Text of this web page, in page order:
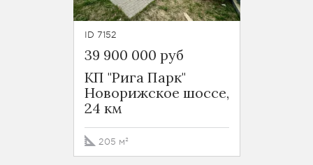
ID 7152
39 900 000 руб
КП "Рига Парк"
Новорижское шоссе,
24 км
205 м²